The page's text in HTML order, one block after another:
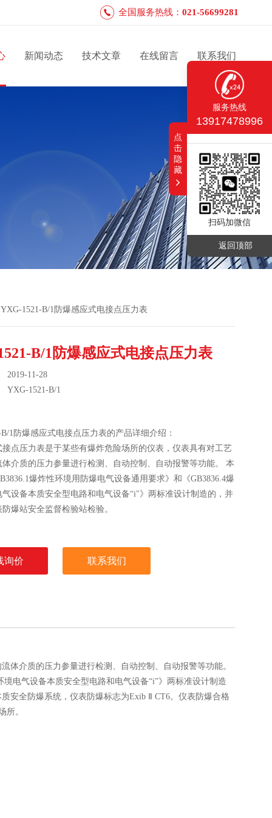
全国服务热线： 021-56699281
新闻动态 技术文章 在线留言 联系我们
1521-B/1防爆感应式电接点压力表
B/1防爆感应式电接点压力表
2019-11-28
YXG-1521-B/1
1防爆感应式电接点压力表的产品详细介绍：
接点压力表是于某些有爆炸危险场所的仪表，仪表具有对工艺
体介质的压力参量进行检测、自动控制、自动报警等功能。 本
爆炸性环境用防爆电气设备通用要求》和《GB3836.4爆
气设备本质安全型电路和电气设备“i"》两标准设计制造的，并
爆站安全监督检验站检验。
询价 联系我们
体介质的压力参量进行检测、自动控制、自动报警等功能。
电气设备本质安全型电路和电气设备“i”》两标准设计制造
安全防爆系统，仪表防爆标志为Exib Ⅱ CT6。仪表防爆合格
所。
服务热线
13917478996
扫码加微信
返回顶部
点
击
隐
藏